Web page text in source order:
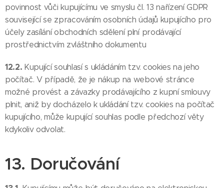
povinnost vůči kupujícímu ve smyslu čl. 13 nařízení GDPR
související se zpracováním osobních údajů kupujícího pro
účely zasílání obchodních sdělení plní prodávající
prostřednictvím zvláštního dokumentu
12.2. Kupující souhlasí s ukládáním tzv. cookies na jeho
počítač. V případě, že je nákup na webové stránce
možné provést a závazky prodávajícího z kupní smlouvy
plnit, aniž by docházelo k ukládání tzv. cookies na počítač
kupujícího, může kupující souhlas podle předchozí věty
kdykoliv odvolat.
13. Doručování